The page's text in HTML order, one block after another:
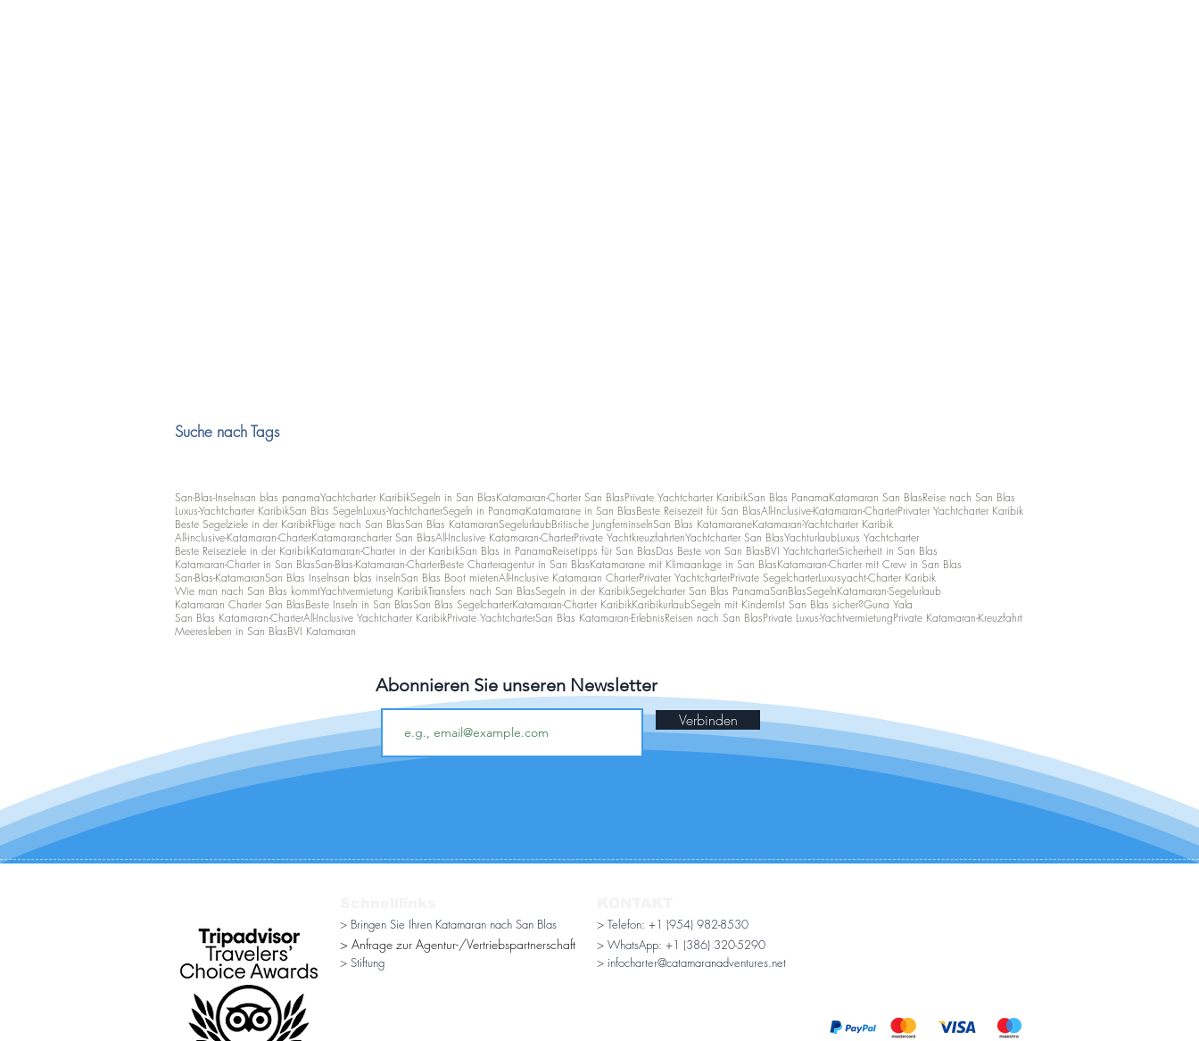
Suche nach Tags
San-Blas-Inselnsan blas panamaYachtcharter KaribikSegeln in San BlasKatamaran-Charter San BlasPrivate Yachtcharter KaribikSan Blas PanamaKatamaran San BlasReise nach San Blas
Luxus-Yachtcharter KaribikSan Blas SegelnLuxus-YachtcharterSegeln in PanamaKatamarane in San BlasBeste Reisezeit für San BlasAll-Inclusive-Katamaran-CharterPrivater Yachtcharter Karibik
Beste Segelziele in der KaribikFlüge nach San BlasSan Blas KatamaranSegelurlaubBritische JungferninselnSan Blas KatamaraneKatamaran-Yachtcharter Karibik
All-inclusive-Katamaran-CharterKatamarancharter San BlasAll-Inclusive Katamaran-CharterPrivate YachtkreuzfahrtenYachtcharter San BlasYachturlaubLuxus Yachtcharter
Beste Reiseziele in der KaribikKatamaran-Charter in der KaribikSan Blas in PanamaReisetipps für San BlasDas Beste von San BlasBVI YachtcharterSicherheit in San Blas
Katamaran-Charter in San BlasSan-Blas-Katamaran-CharterBeste Charteragentur in San BlasKatamarane mit Klimaanlage in San BlasKatamaran-Charter mit Crew in San Blas
San-Blas-KatamaranSan Blas Inselnsan blas inselnSan Blas Boot mietenAll-Inclusive Katamaran CharterPrivater YachtcharterPrivate SegelcharterLuxusyacht-Charter Karibik
Wie man nach San Blas kommtYachtvermietung KaribikTransfers nach San BlasSegeln in der KaribikSegelcharter San Blas PanamaSanBlasSegelnKatamaran-Segelurlaub
Katamaran Charter San BlasBeste Inseln in San BlasSan Blas SegelcharterKatamaran-Charter KaribikKaribikurlaubSegeln mit KindernIst San Blas sicher?Guna Yala
San Blas Katamaran-CharterAll-Inclusive Yachtcharter KaribikPrivate YachtcharterSan Blas Katamaran-ErlebnisReisen nach San BlasPrivate Luxus-YachtvermietungPrivate Katamaran-Kreuzfahrt
Meeresleben in San BlasBVI Katamaran
Abonnieren Sie unseren Newsletter
Verbinden
> Bringen Sie Ihren Katamaran nach San Blas
> Anfrage zur Agentur-/Vertriebspartnerschaft
> Stiftung
> Telefon: +1 (954) 982-8530
> WhatsApp: +1 (386) 320-5290
> infocharter@catamaranadventures.net